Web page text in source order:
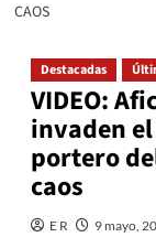
CAOS
Destacadas
VIDEO:
invaden
portero
caos
E R 9 mayo,